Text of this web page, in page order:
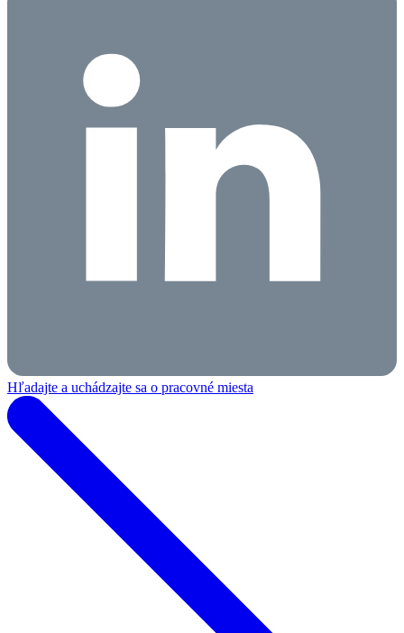
Hľadajte a uchádzajte sa o pracovné miesta